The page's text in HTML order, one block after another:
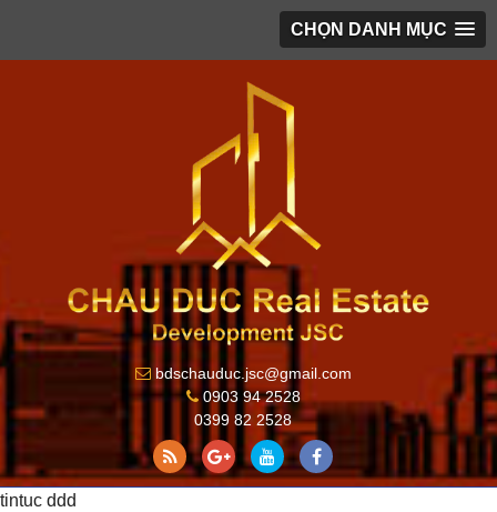
CHỌN DANH MỤC
bdschauduc.jsc@gmail.com
0903 94 2528
0399 82 2528
tintuc ddd